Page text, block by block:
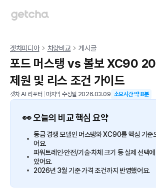
겟차피디아 차량비교 게시글
포드 머스탱 vs 볼보 XC90
제원 및 리스 조건 가이드
겟차 AI 리포터 마지막 수정일 2026.03.09 소요시간 약8분
👀 오늘의 비교 핵심 요약
동급 경쟁 모델인 머스탱와 XC90를 핵심 기준
어요.
파워트레인·안전/기술·차체 크기 등 실제 선택
았어요.
2026년 3월 기준 가격 조건까지 반영했어요.